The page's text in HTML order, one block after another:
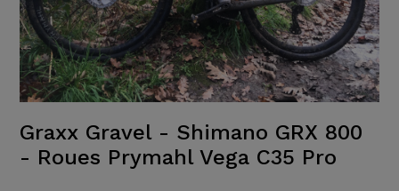
Graxx Gravel - Shimano GRX 800
- Roues Prymahl Vega C35 Pro